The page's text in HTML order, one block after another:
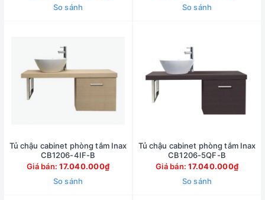
So sánh
So sánh
Tủ chậu cabinet phòng tắm Inax
CB1206-4IF-B
Giá bán:17.040.000₫
So sánh
Tủ chậu cabinet phòng tắm Inax
CB1206-5QF-B
Giá bán:17.040.000₫
So sánh